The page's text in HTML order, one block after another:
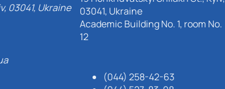
03041, Ukraine
03041, Ukraine
Academic Building No. 1, room No.
12
(044) 258-42-63